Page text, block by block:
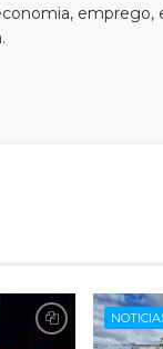
emprego,